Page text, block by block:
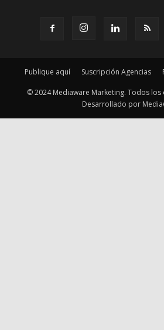
Publique aquí Suscripción Agencias
© 2024 Mediaware Marketing. Todos
Desarrollado por